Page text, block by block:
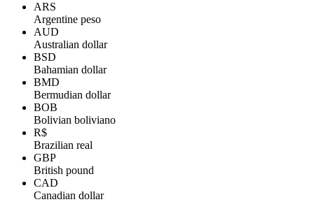
ARS
Argentine peso
AUD
Australian dollar
BSD
Bahamian dollar
BMD
Bermudian dollar
BOB
Bolivian boliviano
R$
Brazilian real
GBP
British pound
CAD
Canadian dollar